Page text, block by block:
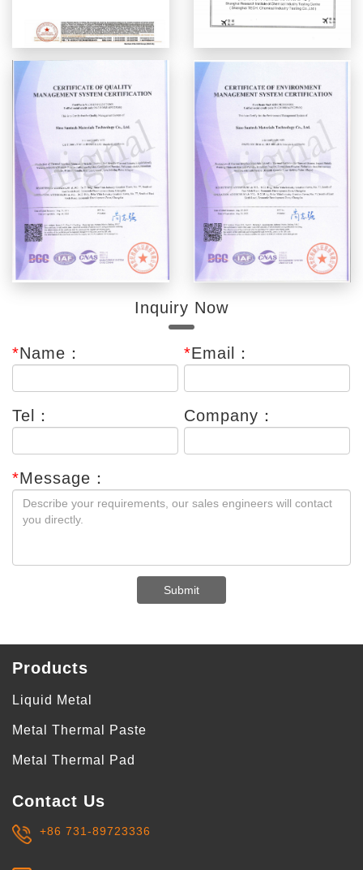
Inquiry Now
*Name： *Email：
Tel： Company：
*Message：
Submit
Products
Liquid Metal
Metal Thermal Paste
Metal Thermal Pad
Contact Us
+86 731-89723336